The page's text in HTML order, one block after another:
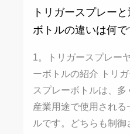
トリガースプレー
ボトルの違いは何で
1。トリガースプレー
ーボトルの紹介 トリ
スプレーボトルは、
産業用途で使用される
ルです。どちらも制御